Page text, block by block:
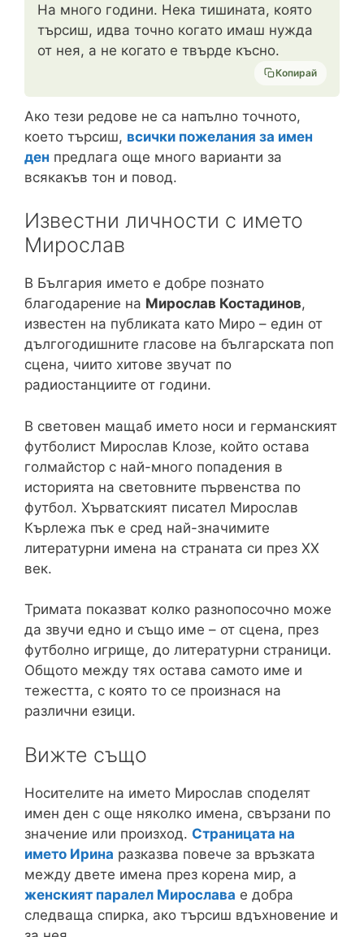
На много години. Нека тишината, която
търсиш, идва точно когато имаш нужда
от нея, а не когато е твърде късно.
Копирай
Ако тези редове не са напълно точното,
което търсиш, всички пожелания за имен
ден предлага още много варианти за
всякакъв тон и повод.
Известни личности с името
Мирослав
В България името е добре познато
благодарение на Мирослав Костадинов,
известен на публиката като Миро – един от
дългогодишните гласове на българската поп
сцена, чиито хитове звучат по
радиостанциите от години.
В световен мащаб името носи и германският
футболист Мирослав Клозе, който остава
голмайстор с най-много попадения в
историята на световните първенства по
футбол. Хърватският писател Мирослав
Кърлежа пък е сред най-значимите
литературни имена на страната си през XX
век.
Тримата показват колко разнопосочно може
да звучи едно и също име – от сцена, през
футболно игрище, до литературни страници.
Общото между тях остава самото име и
тежестта, с която то се произнася на
различни езици.
Вижте също
Носителите на името Мирослав споделят
имен ден с още няколко имена, свързани по
значение или произход. Страницата на
името Ирина разказва повече за връзката
между двете имена през корена мир, а
женският паралел Мирослава е добра
следваща спирка, ако търсиш вдъхновение и